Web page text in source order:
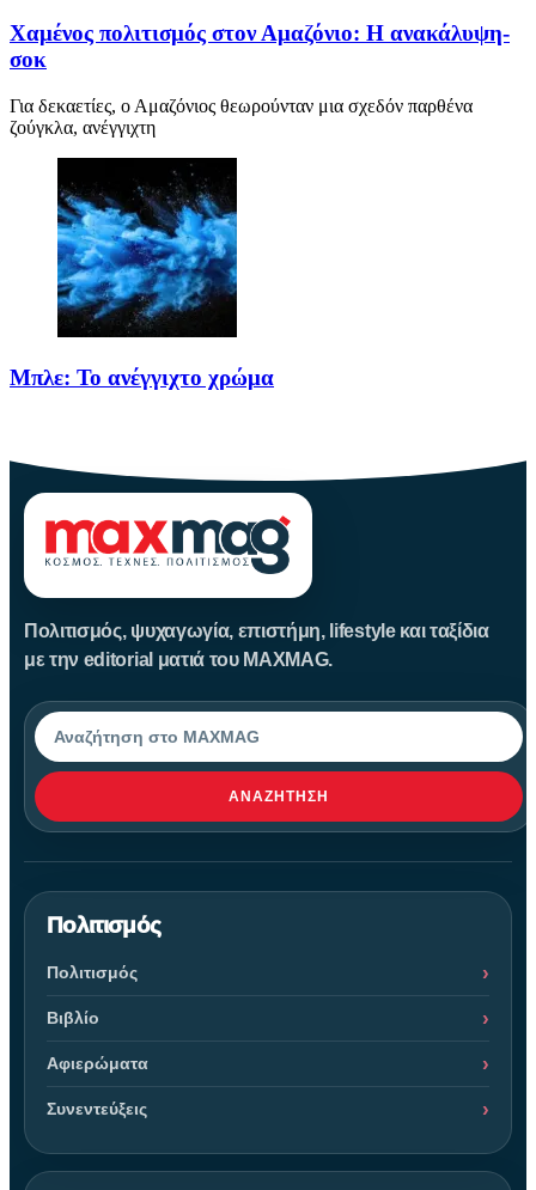
Χαμένος πολιτισμός στον Αμαζόνιο: Η ανακάλυψη-
σοκ
Για δεκαετίες, ο Αμαζόνιος θεωρούνταν μια σχεδόν παρθένα
ζούγκλα, ανέγγιχτη
Μπλε: Το ανέγγιχτο χρώμα
Πολιτισμός, ψυχαγωγία, επιστήμη, lifestyle και ταξίδια
με την editorial ματιά του MAXMAG.
Αναζήτηση
ΑΝΑΖΉΤΗΣΗ
Πολιτισμός
Πολιτισμός
Βιβλίο
Αφιερώματα
Συνεντεύξεις